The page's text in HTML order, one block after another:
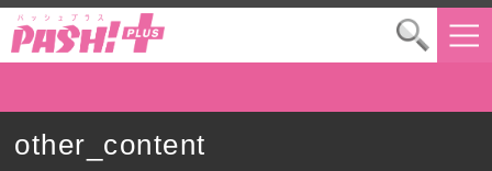
other_content